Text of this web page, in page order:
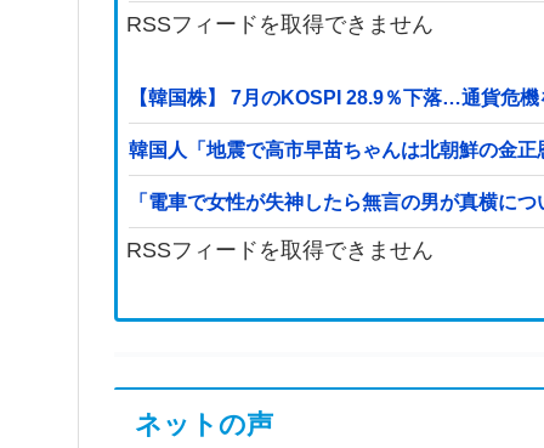
RSSフィードを取得できません
【韓国株】 7月のKOSPI 28.9％下落…通貨危
韓国人「地震で高市早苗ちゃんは北朝鮮の金
「電車で女性が失神したら無言の男が真横に
RSSフィードを取得できません
ネットの声